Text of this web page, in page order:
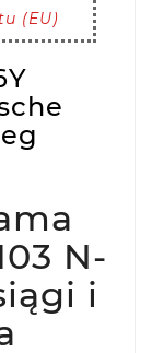
(EU)
N-
i